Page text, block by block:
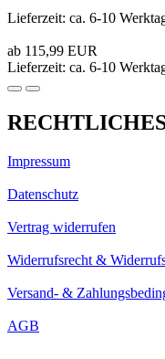
Lieferzeit: ca. 6-10
ab 115,99 EUR
Lieferzeit: ca. 6-10
Impressum
Datenschutz
Vertrag widerrufen
Widerrufsrecht &
Versand- &
AGB